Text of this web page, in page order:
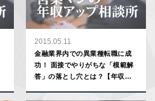
2015.05.11
金融業界内での異業種転職に成
功！ 面接でやりがちな「模範解
答」の落とし穴とは？【年収ア